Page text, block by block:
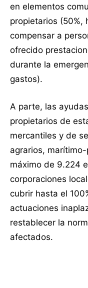
en elementos
propietarios (50%,
compensar a
ofrecido
durante la
gastos).
A parte, las
propietarios de
mercantiles y de
agrarios,
máximo de 9.224
corporaciones
cubrir hasta el
actuaciones
restablecer la
afectados.